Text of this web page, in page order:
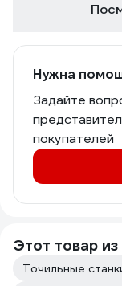
Нужна
Задайте
покупателей
Этот товар
Точильные